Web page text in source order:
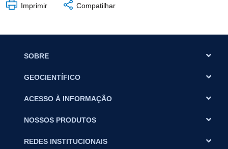
Imprimir Compatilhar
SOBRE
GEOCIENTÍFICO
ACESSO À INFORMAÇÃO
NOSSOS PRODUTOS
REDES INSTITUCIONAIS